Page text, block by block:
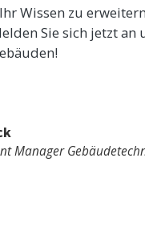
Wissen zu
Sie sich jetzt
Manager